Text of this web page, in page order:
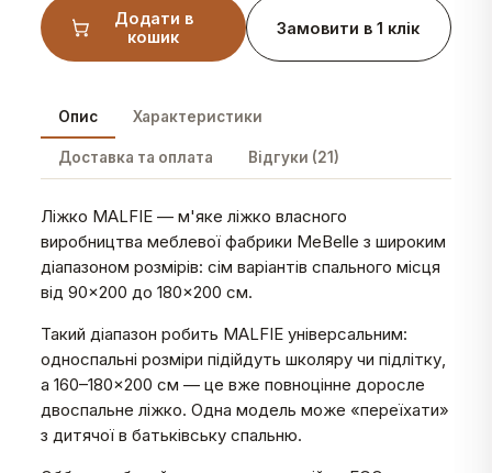
Додати в
кошик
Замовити в 1 клік
Опис Характеристики
Доставка та оплата Відгуки (21)
Ліжко MALFIE — м'яке ліжко власного
виробництва меблевої фабрики MeBelle з широким
діапазоном розмірів: сім варіантів спального місця
від 90×200 до 180×200 см.
Такий діапазон робить MALFIE універсальним:
односпальні розміри підійдуть школяру чи підлітку,
а 160–180×200 см — це вже повноцінне доросле
двоспальне ліжко. Одна модель може «переїхати»
з дитячої в батьківську спальню.